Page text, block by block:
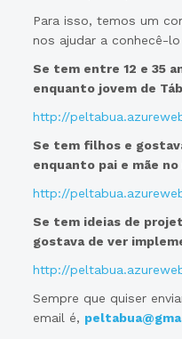
Para isso, temos um
nos ajudar a conhecê-
Se tem entre 12 e 35
enquanto jovem de
http://
Se tem filhos e
enquanto pai e mãe
http://
Se tem ideias de
gostava de ver
http://
Sempre que quiser
email é,